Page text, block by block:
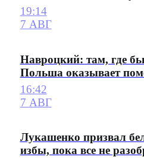
19:14
7 АВГ
Навроцкий: там, где
Польша оказывает
16:42
7 АВГ
Лукашенко призвал
избы, пока все не